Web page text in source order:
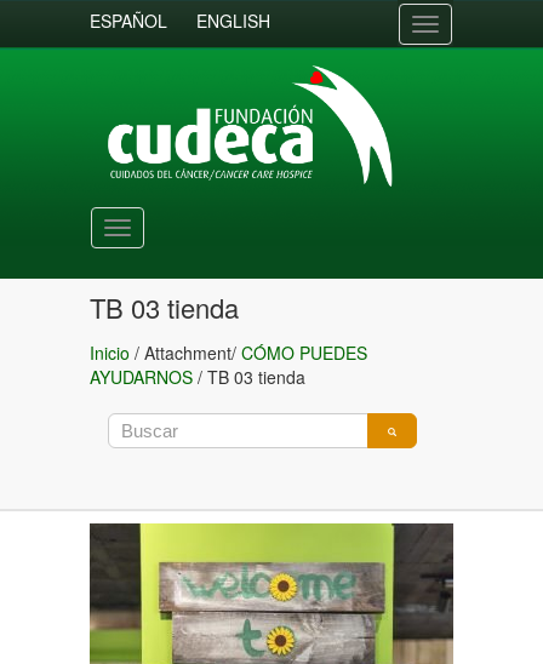
ESPAÑOL ENGLISH
Toggle
navigation
Toggle
navigation
TB 03 tienda
Inicio / Attachment/ CÓMO PUEDES
AYUDARNOS / TB 03 tienda